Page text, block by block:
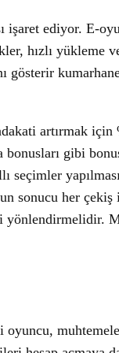
işaret ediyor. E-
hızlı yükleme
gösterir
artırmak
gibi
sonucu her